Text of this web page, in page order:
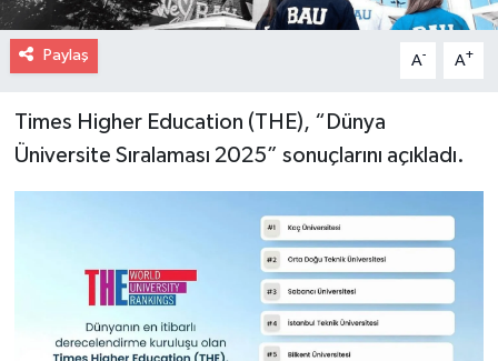
Paylaş A- A+
Times Higher Education (THE), “Dünya
Üniversite Sıralaması 2025” sonuçlarını açıkladı.